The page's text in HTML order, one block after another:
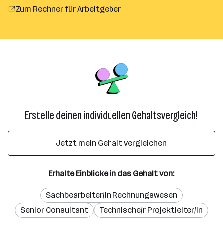
Zum Rechner für Arbeitgeber
Erstelle deinen individuellen Gehaltsvergleich!
Jetzt mein Gehalt vergleichen
Erhalte Einblicke in das Gehalt von:
Sachbearbeiter/in Rechnungswesen
Senior Consultant
Technische/r Projektleiter/in